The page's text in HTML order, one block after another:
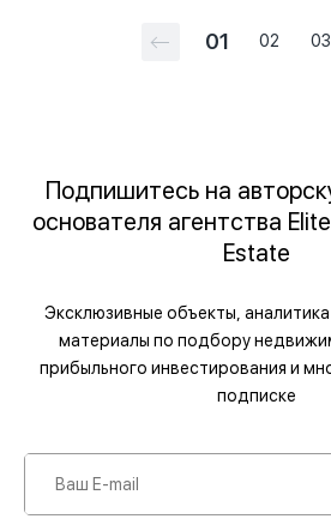
01 02 03
Подпишитесь на
основателя агентства
Estate
Эксклюзивные объекты,
материалы по подбору
прибыльного инвестирования и
подписке